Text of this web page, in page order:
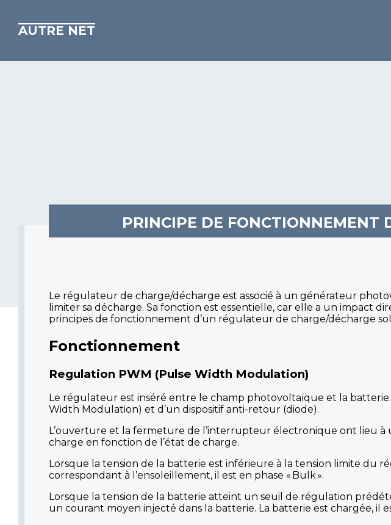
AUTRE NET
PRINCIPE DE FONCTIONNEMENT
Le régulateur de charge/décharge est associé à un générateur
limiter sa décharge. Sa fonction est essentielle, car elle a un impact
principes de fonctionnement d’un régulateur de charge/décharge
Fonctionnement
Regulation PWM (Pulse Width Modulation)
Le régulateur est inséré entre le champ photovoltaïque et la
Width Modulation) et d’un dispositif anti-retour (diode).
L’ouverture et la fermeture de l’interrupteur électronique ont lieu
charge en fonction de l’état de charge.
Lorsque la tension de la batterie est inférieure à la tension limite du
correspondant à l’ensoleillement, il est en phase « Bulk ».
Lorsque la tension de la batterie atteint un seuil de régulation
un courant moyen injecté dans la batterie. La batterie est chargée, il